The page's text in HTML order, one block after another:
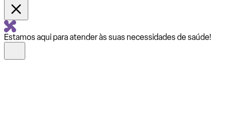
Estamos aqui para atender às suas necessidades de saúde!